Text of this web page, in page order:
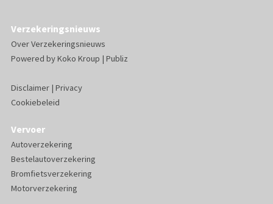
Verzekeringsnieuws
Over Verzekeringsnieuws
Powered byKoko Kroup | Publiz
Disclaimer| Privacy
Cookiebeleid
Vervoer
Autoverzekering
Bestelautoverzekering
Bromfietsverzekering
Motorverzekering